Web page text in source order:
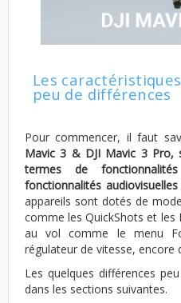
Les
peu de différences
Pour commencer, il faut
Mavic 3 & DJI Mavic 3 Pro,
termes de
fonctionnalités
appareils sont dotés de
comme les QuickShots et les
au vol comme le menu
régulateur de vitesse, encore
Les quelques différences
dans les sections suivantes.